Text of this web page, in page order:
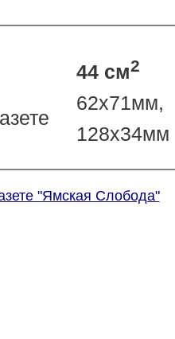
44 см2
62х71мм,
128х34мм
"Ямская Слобода"